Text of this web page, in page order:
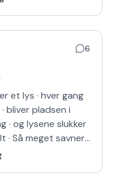
6
et lys · hver gang
bliver pladsen i
· og lysene slukker
· Så meget savner